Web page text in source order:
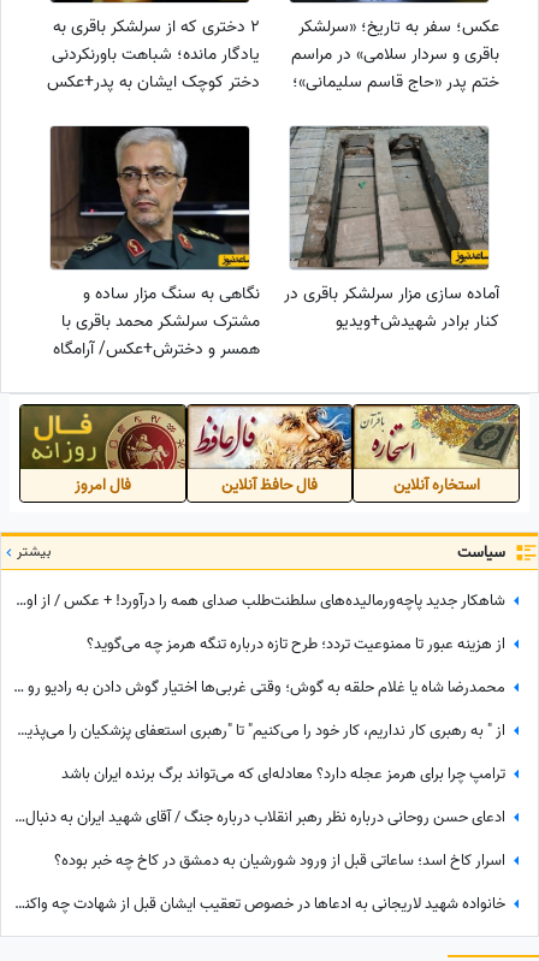
عکس؛ سفر به تاریخ؛ «سرلشکر
باقری و سردار سلامی» در مراسم
ختم پدر «حاج قاسم سلیمانی»؛
2 دختری که از سرلشکر باقری به
یادگار مانده؛ شباهت باورنکردنی
دختر کوچک ایشان به پدر+عکس
آماده سازی مزار سرلشکر باقری در
کنار برادر شهیدش+ویدیو
نگاهی به سنگ مزار ساده و
مشترک سرلشکر محمد باقری با
همسر و دخترش+عکس/ آرامگاه
مسلح
استخاره آنلاین فال حافظ آنلاین فال امروز
سیاست بیشتر
شاهکار جدید پاچه‌ورمالیده‌های سلطنت‌طلب صدای همه را درآورد! + عکس / از اون شازده همچین طرفداری بعید نیست!
از هزینه عبور تا ممنوعیت تردد؛ طرح تازه درباره تنگه هرمز چه می‌گوید؟
محمدرضا شاه یا غلام حلقه به گوش؛ وقتی غربی‌ها اختیار گوش دادن به رادیو رو هم از پدر ربع پهلوی گرفته بودند!+ویدیو
از " به رهبری کار نداریم، کار خود را می‌کنیم" تا "رهبری استعفای پزشکیان را می‌پذیرد!" / این‌ها به نفع چه کسی کار می‌کنند؟
ترامپ چرا برای هرمز عجله دارد؟ معادله‌ای که می‌تواند برگ برنده ایران باشد
ادعای حسن روحانی درباره نظر رهبر انقلاب درباره جنگ / آقای شهید ایران به دنبال جنگ با آمریکا بود؟
اسرار کاخ اسد؛ ساعاتی قبل از ورود شورشیان به دمشق در کاخ چه خبر بوده؟
خانواده شهید لاریجانی به ادعاها در خصوص تعقیب ایشان قبل از شهادت چه واکنشی نشان دادند؟